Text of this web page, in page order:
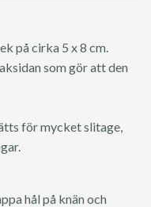
på cirka 5 x 8 cm.
som gör att den
för mycket slitage,
hål på knän och